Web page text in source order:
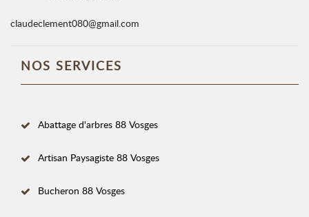
claudeclement080@gmail.com
NOS SERVICES
Abattage d'arbres 88 Vosges
Artisan Paysagiste 88 Vosges
Bucheron 88 Vosges